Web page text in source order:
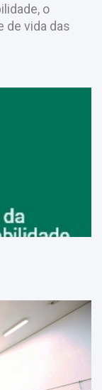
o
de vida das